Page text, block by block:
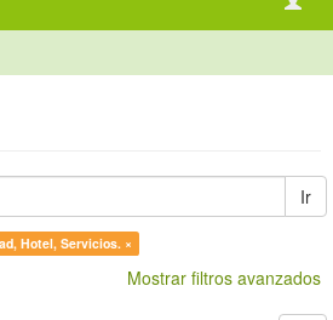
Ir
Hotel, Servicios. ×
Mostrar filtros avanzados